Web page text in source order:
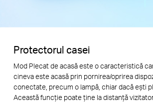
Protectorul casei
Mod Plecat de acasă este o caracteristică
cineva este acasă prin pornirea/oprirea
conectate, precum o lampă, chiar dacă ești
Această funcție poate ține la distanță